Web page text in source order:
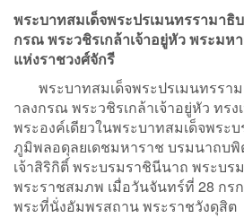
พระบาทสมเด็จพระปรเมนทรรามา
กรณ พระวชิรเกล้าเจ้าอยู่หัวพระมห
แห่งราชวงศ์จักรี
พระบาทสมเด็จพระปรเมนทรรา
าลงกรณ พระวชิรเกล้าเจ้าอยู่หัว ทรง
พระองค์เดียวในพระบาทสมเด็จพระ
ภูมิพลอดุลยเดชมหาราช บรมนาถบพิ
เจ้าสิริกิติ์ พระบรมราชินีนาถ พระบ
พระราชสมภพ เมื่อวันจันทร์ที่ 28 กร
พระที่นั่งอัมพรสถาน พระราชวังดุสิต